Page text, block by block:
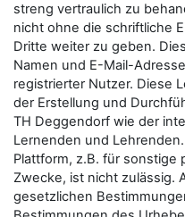
streng vertraulich zu
nicht ohne die schriftliche
Dritte weiter zu geben.
Namen und E-Mail-
registrierter Nutzer. Diese
der Erstellung und
TH Deggendorf wie der
Lernenden und
Plattform, z.B. für sonstige
Zwecke, ist nicht zulässig.
gesetzlichen